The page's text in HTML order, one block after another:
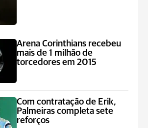
Arena Corinthians recebeu
mais de 1 milhão de
torcedores em 2015
Com contratação de Erik,
Palmeiras completa sete
reforços